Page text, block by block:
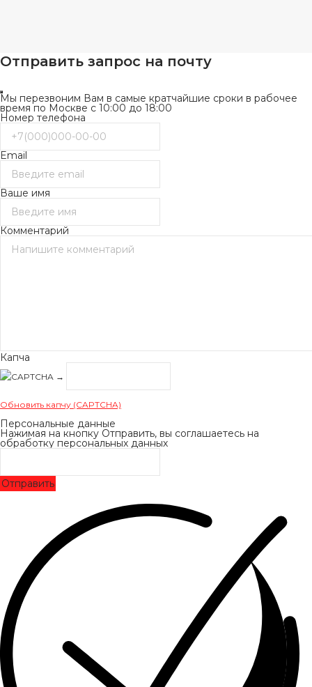
Отправить запрос на почту
Мы перезвоним Вам в самые кратчайшие сроки в рабочее
время по Москве с 10:00 до 18:00
Номер телефона
Email
Ваше имя
Комментарий
Капча
→
Обновить капчу (CAPTCHA)
Персональные данные
Нажимая на кнопку Отправить, вы соглашаетесь на
обработку персональных данных
Отправить